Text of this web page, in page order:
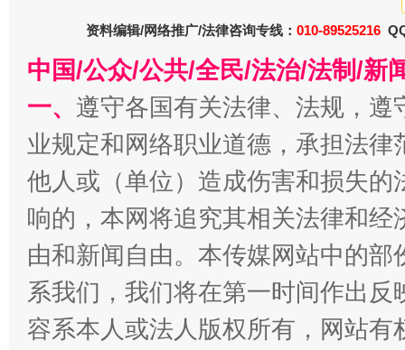
揭批美国五大"原罪" "炒
资料编辑/网络推广/法律咨询专线： 010-89525216
中国/公众/公共/全民/法治/法制/新
一、 遵守各国有关法律、法规，
业规定和网络职业道德，承担法
他人或（单位）造成伤害和损失
响的，本网将追究其相关法律和
由和新闻自由。本传媒网站中的
系我们，我们将在第一时间作出
容系本人或法人版权所有，网站